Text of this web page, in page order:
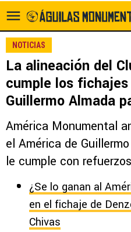
NOTICIAS
La alineación del
cumple los
Guillermo Almada
América Monumental
el América de
le cumple con
¿Se lo ganan al
en el fichaje de
Chivas